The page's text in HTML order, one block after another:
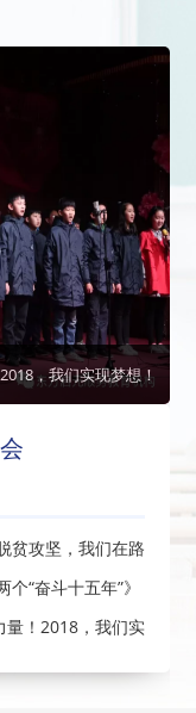
，我们实现梦想！
贫攻坚，我们在路
“奋斗十五年”》
！2018，我们实